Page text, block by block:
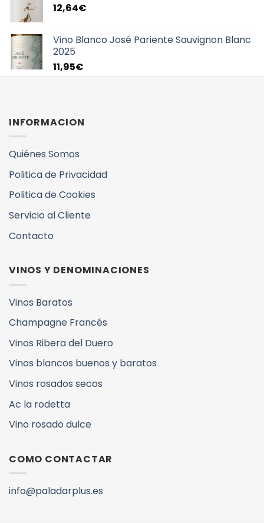
12,64€
Vino Blanco José Pariente Sauvignon Blanc
2025
11,95€
INFORMACION
Quiénes Somos
Politica de Privacidad
Politica de Cookies
Servicio al Cliente
Contacto
VINOS Y DENOMINACIONES
Vinos Baratos
Champagne Francés
Vinos Ribera del Duero
Vinos blancos buenos y baratos
Vinos rosados secos
Ac la rodetta
Vino rosado dulce
COMO CONTACTAR
info@paladarplus.es